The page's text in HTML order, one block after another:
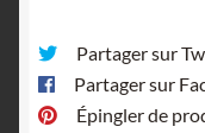
Partager sur
Partager sur
Épingler de